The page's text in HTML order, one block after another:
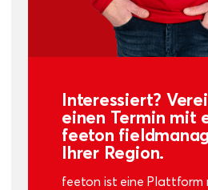
Interessiert?
einen Termin mit
feeton
Ihrer Region.
feeton ist eine Plattform